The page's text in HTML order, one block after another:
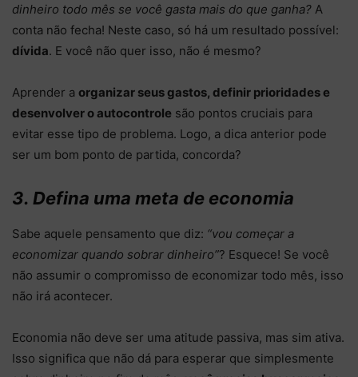
dinheiro todo mês se você gasta mais do que ganha? A
conta não fecha! Neste caso, só há um resultado possível:
dívida. E você não quer isso, não é mesmo?
Aprender a organizar seus gastos, definir prioridades e
desenvolver o autocontrole são pontos cruciais para
evitar esse tipo de problema. Logo, a dica anterior pode
ser um bom ponto de partida, concorda?
3. Defina uma meta de economia
Sabe aquele pensamento que diz: “vou começar a
economizar quando sobrar dinheiro”? Esquece! Se você
não assumir o compromisso de economizar todo mês, isso
não irá acontecer.
Economia não deve ser uma atitude passiva, mas sim ativa.
Isso significa que não dá para esperar que simplesmente